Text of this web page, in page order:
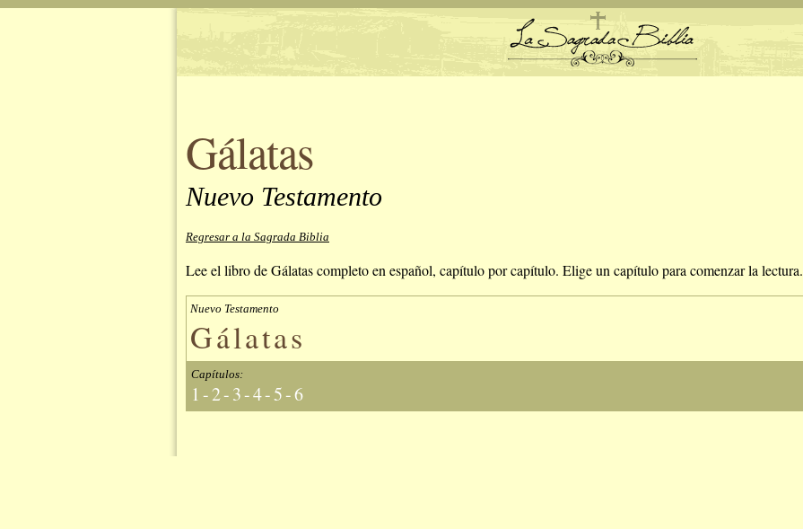
Gálatas
Nuevo Testamento
Regresar a la Sagrada Biblia
Lee el libro de Gálatas completo en español, capítulo por capítulo. Elige un capítulo para comenzar la lectura.
Nuevo Testamento
Gálatas
Capítulos:
1-2-3-4-5-6